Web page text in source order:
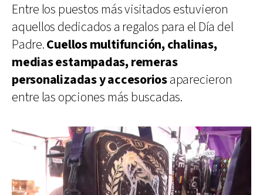
Entre los puestos más visitados estuvieron
aquellos dedicados a regalos para el Día del
Padre.Cuellos multifunción, chalinas,
medias estampadas, remeras
personalizadas y accesoriosaparecieron
entre las opciones más buscadas.